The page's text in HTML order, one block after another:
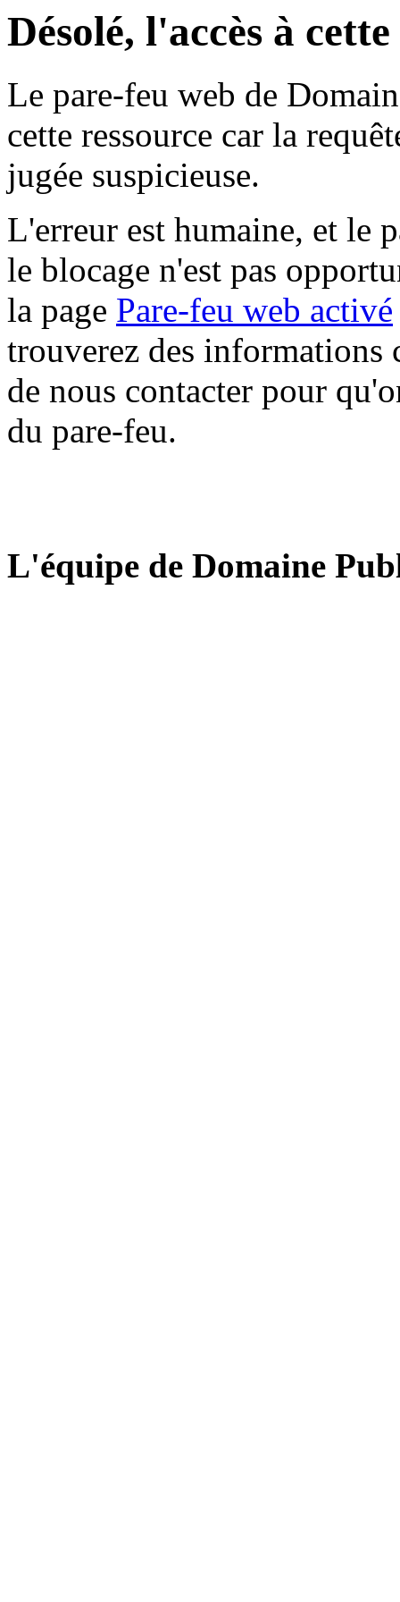
Désolé, l'accès à
Le pare-feu web de
cette ressource car la
jugée suspicieuse.
L'erreur est humaine, et le
le blocage n'est pas
la page Pare-feu web activé
trouverez des informations
de nous contacter pour
du pare-feu.
L'équipe de Domaine